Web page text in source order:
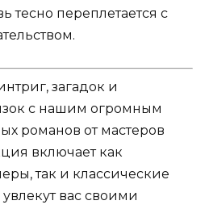
тесно переплетается с
загадок и
с нашим огромным
романов от мастеров
включает как
так и классические
вас своими